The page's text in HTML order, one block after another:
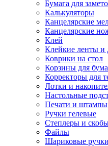
Бумага для
Калькуляторы
Канцелярские
Канцелярские
Клей
Клейкие ленты и
Коврики на стол
Корзины для
Корректоры для
Лотки и
Настольные
Печати и штампы
Ручки гелевые
Степлеры и
Файлы
Шариковые ручки